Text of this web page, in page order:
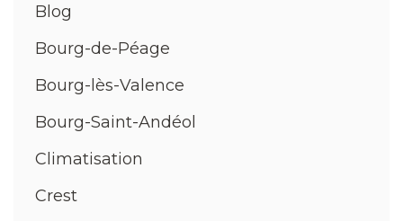
Blog
Bourg-de-Péage
Bourg-lès-Valence
Bourg-Saint-Andéol
Climatisation
Crest